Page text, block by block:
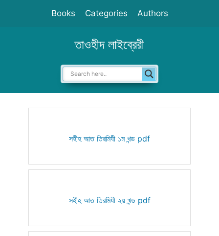
Books Categories Authors
তাওহীদ লাইব্রেরী
সহীহ আত তিরমিযী ১ম খন্ড pdf
সহীহ আত তিরমিযী ২য় খন্ড pdf